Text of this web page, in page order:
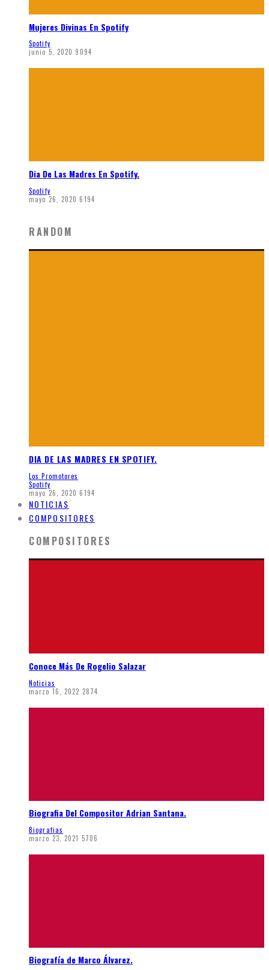
Mujeres Divinas En Spotify
Spotify
junio 5, 2020 9094
Dia De Las Madres En Spotify.
Spotify
mayo 26, 2020 6194
RANDOM
DIA DE LAS MADRES EN SPOTIFY.
Los Promotores
Spotify
mayo 26, 2020 6194
NOTICIAS
COMPOSITORES
COMPOSITORES
Conoce Más De Rogelio Salazar
Noticias
marzo 16, 2022 2874
Biografia Del Compositor Adrian Santana.
Biografias
marzo 23, 2021 5706
Biografía de Marco Álvarez.